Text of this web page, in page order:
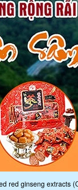
red ginseng extracts